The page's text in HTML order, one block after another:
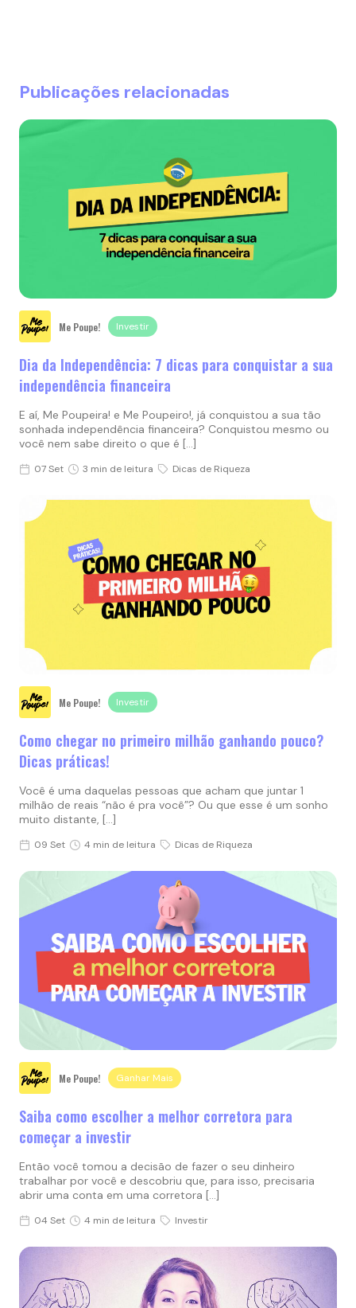
Publicações relacionadas
Me Poupe! Investir
Dia da Independência: 7 dicas para conquistar a sua
independência financeira
E aí, Me Poupeira! e Me Poupeiro!, já conquistou a sua tão
sonhada independência financeira? Conquistou mesmo ou
você nem sabe direito o que é […]
07 Set 3 min de leitura Dicas de Riqueza
Me Poupe! Investir
Como chegar no primeiro milhão ganhando pouco?
Dicas práticas!
Você é uma daquelas pessoas que acham que juntar 1
milhão de reais “não é pra você”? Ou que esse é um sonho
muito distante, […]
09 Set 4 min de leitura Dicas de Riqueza
Me Poupe! Ganhar Mais
Saiba como escolher a melhor corretora para
começar a investir
Então você tomou a decisão de fazer o seu dinheiro
trabalhar por você e descobriu que, para isso, precisaria
abrir uma conta em uma corretora […]
04 Set 4 min de leitura Investir